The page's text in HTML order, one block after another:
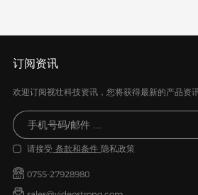
订阅资讯
欢迎订阅视壮科技资讯，您将获得最新的产品资
请接受 条款和条件 隐私政策
0755-27928980